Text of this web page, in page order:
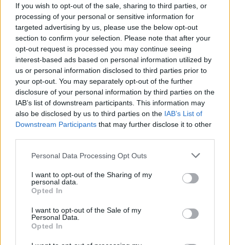
If you wish to opt-out of the sale, sharing to third parties, or
processing of your personal or sensitive information for
targeted advertising by us, please use the below opt-out
section to confirm your selection. Please note that after your
opt-out request is processed you may continue seeing
interest-based ads based on personal information utilized by
us or personal information disclosed to third parties prior to
your opt-out. You may separately opt-out of the further
disclosure of your personal information by third parties on the
IAB’s list of downstream participants. This information may
also be disclosed by us to third parties on the IAB’s List of
Downstream Participants that may further disclose it to other
Please note that this website/app uses one or more Google
not limited to your visit or usage behaviour. You may click to
grant or deny consent to Google and its third-party tags to
use your data for below specified purposes in below Google
consent section.
Personal Data Processing Opt Outs
I want to opt-out of the Sharing of my
personal data.
Opted In
I want to opt-out of the Sale of my
Personal Data.
Opted In
το τίμημα της μεταβίβασης δεν δύναται να
υπολείπεται της εμπορικής αξίας του
ακινήτου, όπως αυτή έχει προσδιορισθεί
κατά τον χρόνο της κατάσχεσης.
όταν η εμπορική αξία του ακινήτου είναι
κατώτερη της αντικειμενικής αξίας αυτού,
λαμβάνεται υπόψη η αντικειμενική αξία.
σε περίπτωση που η κατάσχεση έχει
επιβληθεί πέραν της πενταετίας πριν από
την υποβολή της αίτησης, ο οφειλέτης
προσκομίζει έκθεση εκτίμησης της εμπορική
αξίας του υπό μεταβίβαση ακινήτου από
ανεξάρτητο πιστοποιημένο εκτιμητή.
από το τίμημα της μεταβίβασης,
παρακρατείται και αποδίδεται από τον
συμβολαιογράφο στη Φορολογική Διοίκηση,